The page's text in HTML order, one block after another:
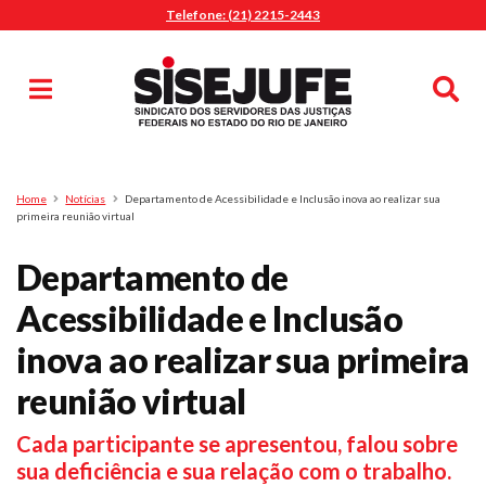
Telefone: (21) 2215-2443
Pesquisa
Home Notícias
Departamento de Acessibilidade e Inclusão inova ao realizar sua
primeira reunião virtual
Departamento de
Acessibilidade e Inclusão
inova ao realizar sua primeira
reunião virtual
Cada participante se apresentou, falou sobre
sua deficiência e sua relação com o trabalho.
MENU
Sindicalize-se
Jurídico
O Sindicato
Agenda
Casa do Alto
Sede Campestre
Nossos Convênios
Gympass Wellhub
Seguro Auto